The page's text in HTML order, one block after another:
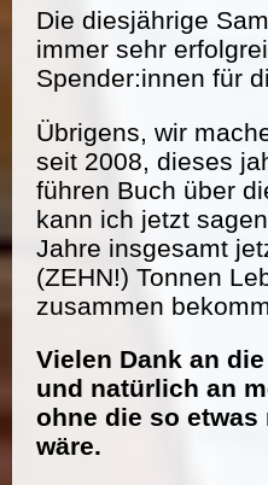
Die diesjährige
immer sehr
Spender:innen für
Übrigens, wir
seit 2008, dieses
führen Buch über
kann ich jetzt
Jahre insgesamt
(ZEHN!) Tonnen
zusammen
Vielen Dank an
und natürlich an
ohne die so
wäre.